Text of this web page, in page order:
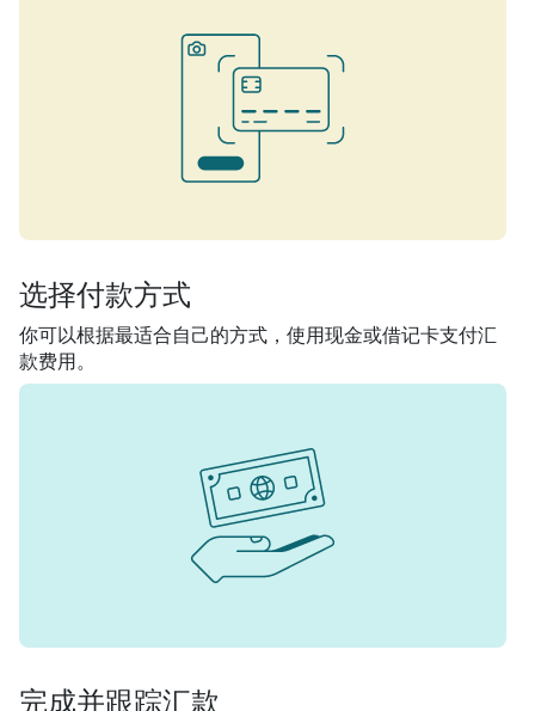
选择付款方式
你可以根据最适合自己的方式，使用现金或借记卡支付汇
款费用。
完成并跟踪汇款